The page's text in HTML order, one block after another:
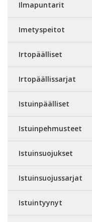
Ilmapuntarit
Imetyspeitot
Irtopäälliset
Irtopäällissarjat
Istuinpäälliset
Istuinpehmusteet
Istuinsuojukset
Istuinsuojussarjat
Istuintyynyt